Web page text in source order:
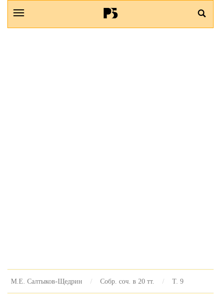
М.Е. Салтыков-Щедрин Собр. соч. в 20 тт. Т. 9